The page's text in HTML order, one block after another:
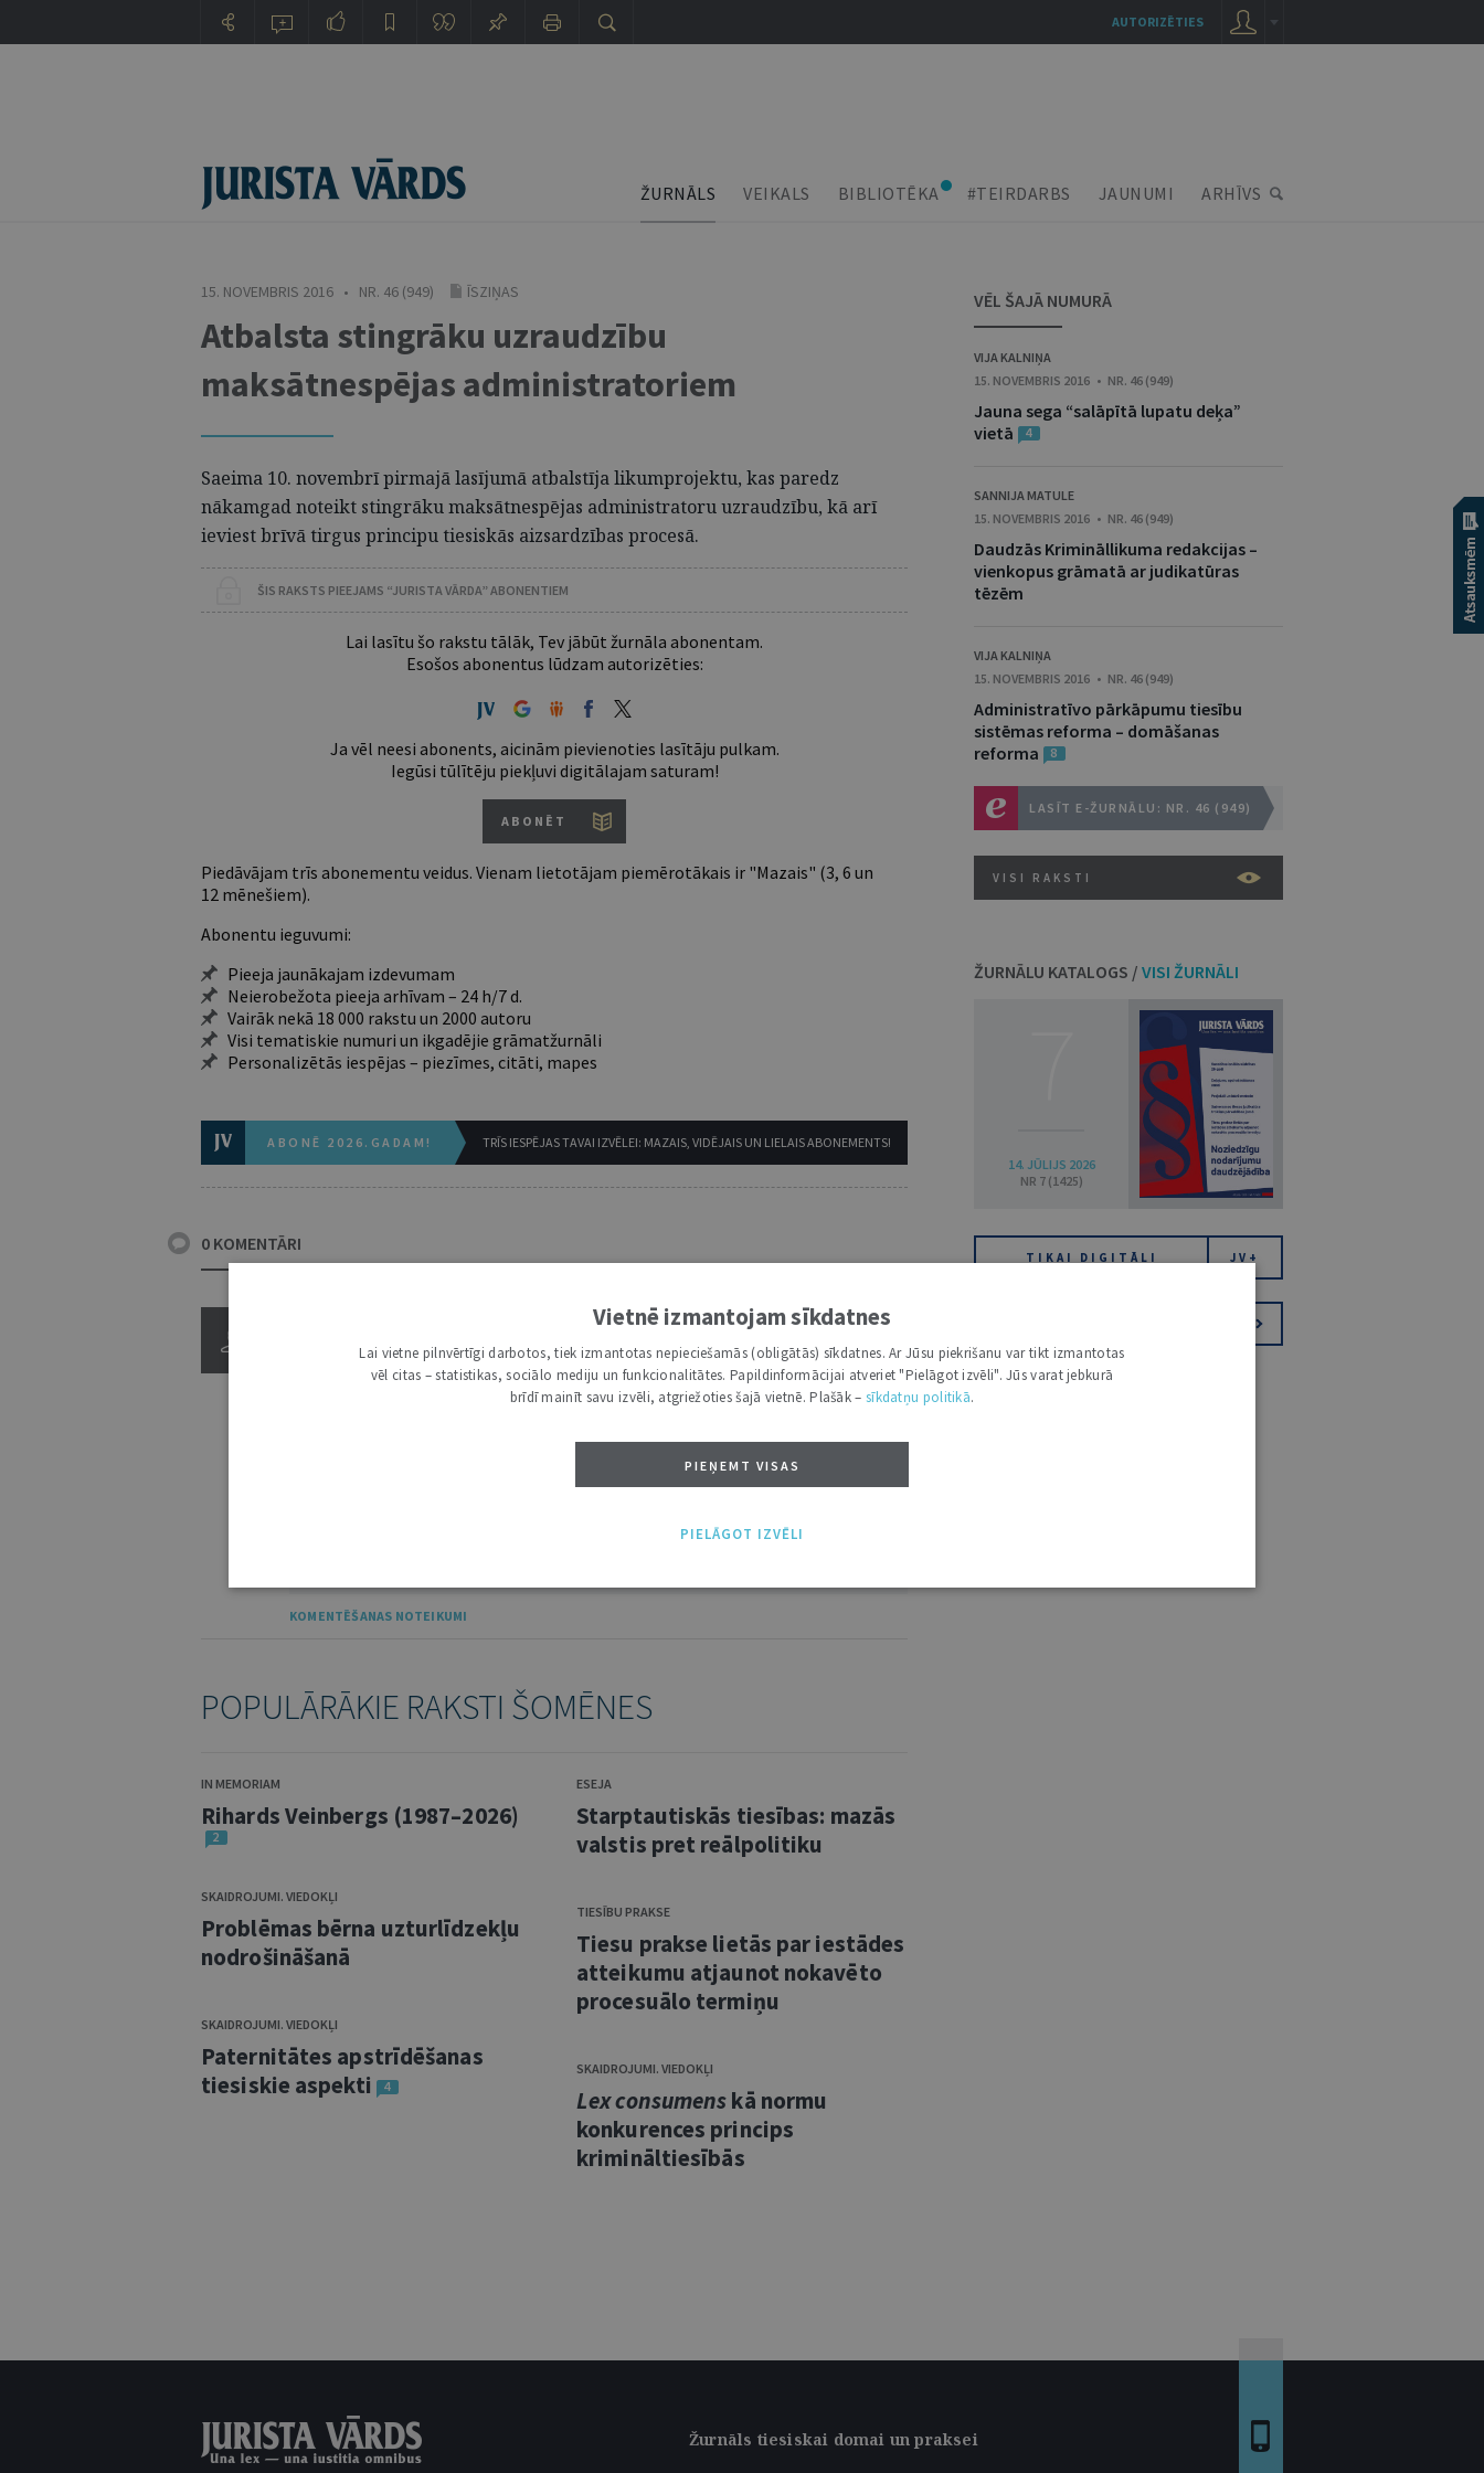
ŽURNĀLS VEIKALS BIBLIOTĒKA #TEIRDARBS JAUNUMI ARHĪVS
15. NOVEMBRIS 2016 • NR. 46 (949) ĪSZIŅAS
Atbalsta stingrāku uzraudzību
maksātnespējas administratoriem
Saeima 10. novembrī pirmajā lasījumā atbalstīja likumprojektu, kas paredz
nākamgad noteikt stingrāku maksātnespējas administratoru uzraudzību, kā arī
ieviest brīvā tirgus principu tiesiskās aizsardzības procesā.
ŠIS RAKSTS PIEEJAMS “JURISTA VĀRDA” ABONENTIEM
Lai lasītu šo rakstu tālāk, Tev jābūt žurnāla abonentam.
Esošos abonentus lūdzam autorizēties:
Ja vēl neesi abonents, aicinām pievienoties lasītāju pulkam.
Iegūsi tūlītēju piekļuvi digitālajam saturam!
ABONĒT
Piedāvājam trīs abonementu veidus. Vienam lietotājam piemērotākais ir "Mazais" (3, 6 un
12 mēnešiem).
Abonentu ieguvumi:
Pieeja jaunākajam izdevumam
Neierobežota pieeja arhīvam – 24 h/7 d.
Vairāk nekā 18 000 rakstu un 2000 autoru
Visi tematiskie numuri un ikgadējie grāmatžurnāli
Personalizētās iespējas – piezīmes, citāti, mapes
ABONĒ 2026.GADAM! TRĪS IESPĒJAS TAVAI IZVĒLEI: MAZAIS, VIDĒJAIS UN LIELAIS ABONEMENTS!
0 KOMENTĀRI
KOMENTĒŠANAS NOTEIKUMI
POPULĀRĀKIE RAKSTI ŠOMĒNES
IN MEMORIAM
Rihards Veinbergs (1987–2026)
2
SKAIDROJUMI. VIEDOKĻI
Problēmas bērna uzturlīdzekļu
nodrošināšanā
SKAIDROJUMI. VIEDOKĻI
Paternitātes apstrīdēšanas
tiesiskie aspekti
4
ESEJA
Starptautiskās tiesības: mazās
valstis pret reālpolitiku
TIESĪBU PRAKSE
Tiesu prakse lietās par iestādes
atteikumu atjaunot nokavēto
procesuālo termiņu
SKAIDROJUMI. VIEDOKĻI
Lex consumenskā normu
konkurences princips
krimināltiesībās
VĒL ŠAJĀ NUMURĀ
VIJA KALNIŅA
15. NOVEMBRIS 2016 • NR. 46 (949)
Jauna sega “salāpītā lupatu deķa”
vietā
4
SANNIJA MATULE
15. NOVEMBRIS 2016 • NR. 46 (949)
Daudzās Krimināllikuma redakcijas –
vienkopus grāmatā ar judikatūras
tēzēm
VIJA KALNIŅA
15. NOVEMBRIS 2016 • NR. 46 (949)
Administratīvo pārkāpumu tiesību
sistēmas reforma – domāšanas
reforma
8
LASĪT E-ŽURNĀLU: NR. 46 (949)
VISI RAKSTI
ŽURNĀLU KATALOGS / VISI ŽURNĀLI
14. JŪLIJS 2026
NR 7 (1425)
TIKAI DIGITĀLI JV+
Žurnāls tiesiskai domai un praksei
AUTORIZĒTIES
Vietnē izmantojam sīkdatnes
Lai vietne pilnvērtīgi darbotos, tiek izmantotas nepieciešamās (obligātās) sīkdatnes. Ar Jūsu piekrišanu var tikt izmantotas
vēl citas – statistikas, sociālo mediju un funkcionalitātes. Papildinformācijai atveriet "Pielāgot izvēli". Jūs varat jebkurā
brīdī mainīt savu izvēli, atgriežoties šajā vietnē. Plašāk – sīkdatņu politikā.
PIEŅEMT VISAS
PIELĀGOT IZVĒLI